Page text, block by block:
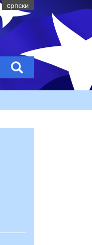
cрпски